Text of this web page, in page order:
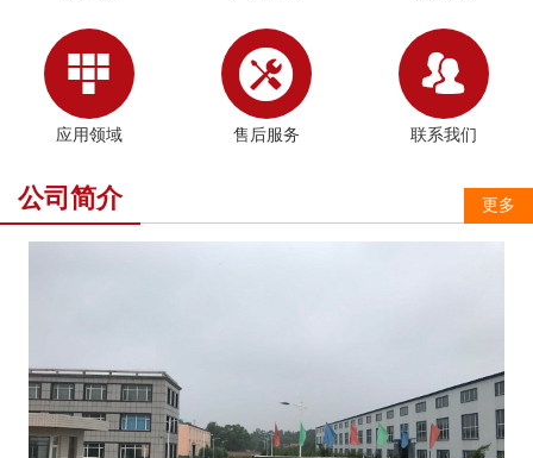

应用领域

售后服务

联系我们
更多
公司简介